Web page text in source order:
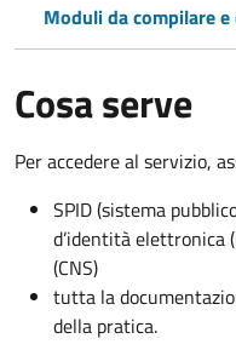
Moduli da compilare
Cosa serve
Per accedere al servizio,
SPID (sistema
d’identità elettronica
(CNS)
tutta la
della pratica.